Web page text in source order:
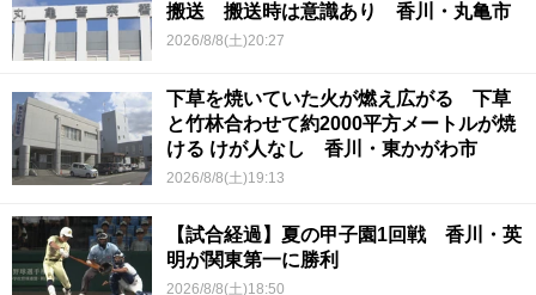
搬送 搬送時は意識あり 香川・丸亀市
2026/8/8(土)20:27
下草を焼いていた火が燃え広がる 下草
と竹林合わせて約2000平方メートルが焼
ける けが人なし 香川・東かがわ市
2026/8/8(土)19:13
【試合経過】夏の甲子園1回戦 香川・英
明が関東第一に勝利
2026/8/8(土)18:50